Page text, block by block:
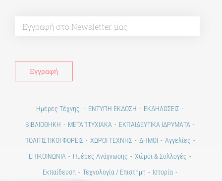
Ημέρες Τέχνης ΕΝΤΥΠΗ ΕΚΔΟΣΗ
ΕΚΔΗΛΩΣΕΙΣ
ΒΙΒΛΙΟΘΗΚΗ
ΜΕΤΑΠΤΥΧΙΑΚΑ
ΕΚΠΑΙΔΕΥΤΙΚΑ ΙΔΡΥΜΑΤΑ
ΠΟΛΙΤΙΣΤΙΚΟΙ ΦΟΡΕΙΣ
ΧΩΡΟΙ ΤΕΧΝΗΣ ΔΗΜΟΙ
Αγγελίες
ΕΠΙΚΟΙΝΩΝΙΑ
Ημέρες Ανάγνωσης
Χώροι & Συλλογές
Εκπαίδευση
Τεχνολογία / Επιστήμη
Ιστορία